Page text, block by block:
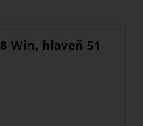
Win, hlaveň 51